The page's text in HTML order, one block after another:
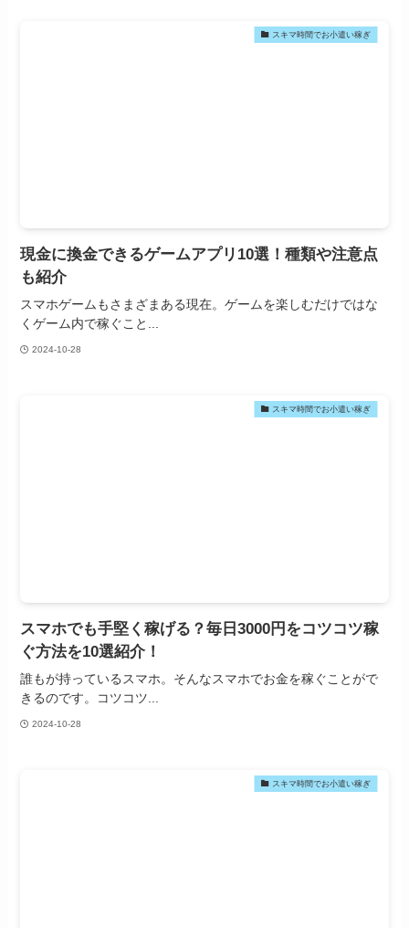
スキマ時間でお小遣い稼ぎ
現金に換金できるゲームアプリ10選！種類や注意点
も紹介
スマホゲームもさまざまある現在。ゲームを楽しむだけではな
くゲーム内で稼ぐこと...
2024-10-28
スキマ時間でお小遣い稼ぎ
スマホでも手堅く稼げる？毎日3000円をコツコツ稼
ぐ方法を10選紹介！
誰もが持っているスマホ。そんなスマホでお金を稼ぐことがで
きるのです。コツコツ...
2024-10-28
スキマ時間でお小遣い稼ぎ